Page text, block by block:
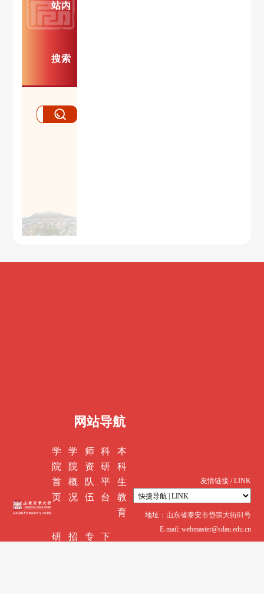
站内
搜索
网站导航
学
院
首
页
学
院
概
况
师
资
队
伍
科
研
平
台
本
科
生
教
育
研
招
专
下
友情链接 / LINK
地址：山东省泰安市岱宗大街61号
E-mail: webmaster@sdau.edu.cn